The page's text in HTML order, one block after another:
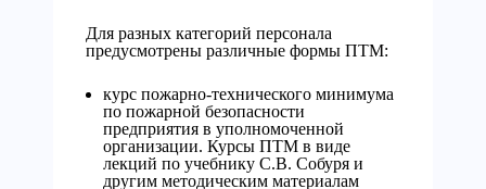
Для разных категорий персонала
предусмотрены различные формы ПТМ:
курс пожарно-технического минимума
по пожарной безопасности
предприятия в уполномоченной
организации. Курсы ПТМ в виде
лекций по учебнику С.В. Собуря и
другим методическим материалам